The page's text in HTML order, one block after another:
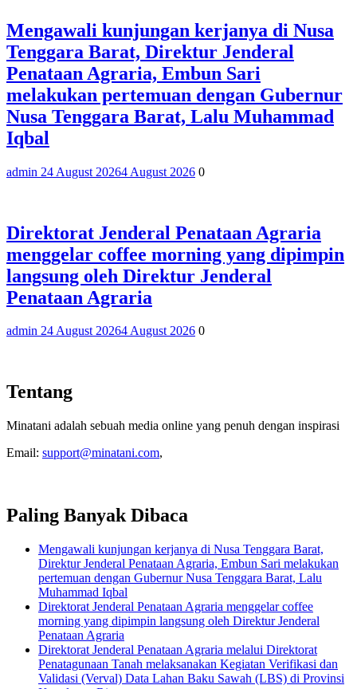
Mengawali kunjungan kerjanya di Nusa
Tenggara Barat, Direktur Jenderal
Penataan Agraria, Embun Sari
melakukan pertemuan dengan Gubernur
Nusa Tenggara Barat, Lalu Muhammad
Iqbal
admin 24 August 20264 August 2026 0
Direktorat Jenderal Penataan Agraria
menggelar coffee morning yang dipimpin
langsung oleh Direktur Jenderal
Penataan Agraria
admin 24 August 20264 August 2026 0
Tentang
Minatani adalah sebuah media online yang penuh dengan inspirasi
Email: support@minatani.com,
Paling Banyak Dibaca
Mengawali kunjungan kerjanya di Nusa Tenggara Barat,
Direktur Jenderal Penataan Agraria, Embun Sari melakukan
pertemuan dengan Gubernur Nusa Tenggara Barat, Lalu
Muhammad Iqbal
Direktorat Jenderal Penataan Agraria menggelar coffee
morning yang dipimpin langsung oleh Direktur Jenderal
Penataan Agraria
Direktorat Jenderal Penataan Agraria melalui Direktorat
Penatagunaan Tanah melaksanakan Kegiatan Verifikasi dan
Validasi (Verval) Data Lahan Baku Sawah (LBS) di Provinsi